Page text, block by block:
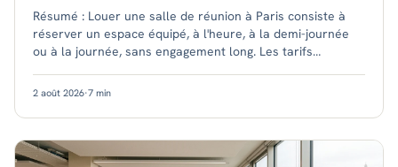
Résumé : Louer une salle de réunion à Paris consiste à
réserver un espace équipé, à l'heure, à la demi-journée
ou à la journée, sans engagement long. Les tarifs
2 août 2026·7 min